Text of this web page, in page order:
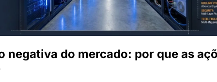
negativa do mercado: por que as